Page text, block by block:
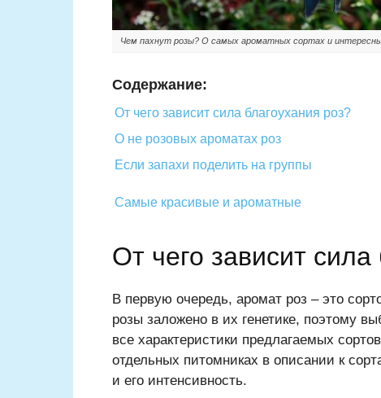
Чем пахнут розы? О самых ароматных сортах и
Содержание:
От чего зависит сила благоухания роз?
О не розовых ароматах роз
Если запахи поделить на группы
Самые красивые и ароматные
От чего зависит сила
В первую очередь, аромат роз – это
розы заложено в их генетике, поэтому
все характеристики предлагаемых
отдельных питомниках в описании к
и его интенсивность.